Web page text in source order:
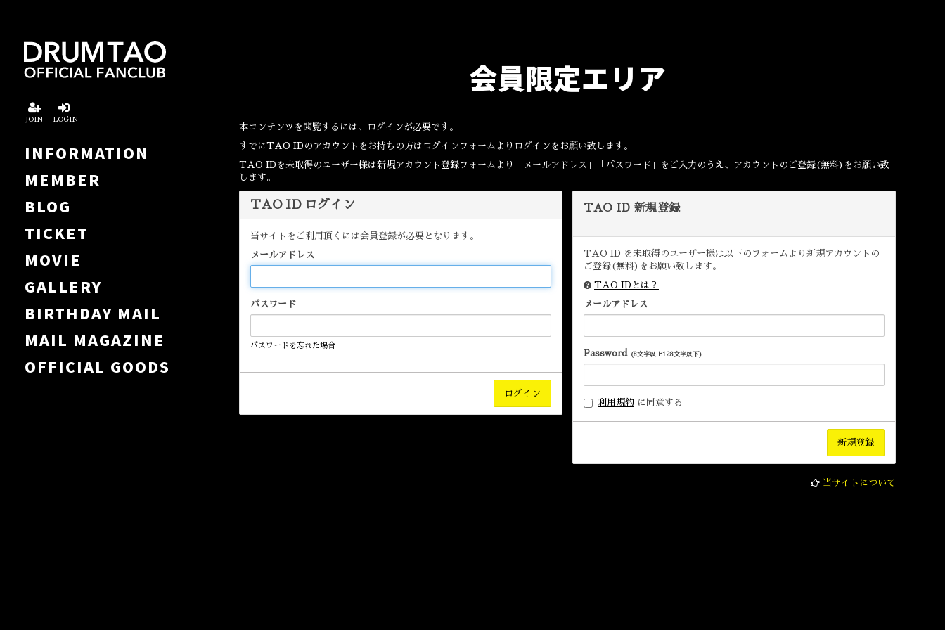
JOIN LOGIN
INFORMATION
MEMBER
BLOG
TICKET
MOVIE
GALLERY
BIRTHDAY MAIL
MAIL MAGAZINE
OFFICIAL GOODS
会員限定エリア
本コンテンツを閲覧するには、ログインが必要です。
すでにTAO IDのアカウントをお持ちの方はログインフォームよりログインをお願い致します。
TAO IDを未取得のユーザー様は新規アカウント登録フォームより「メールアドレス」「パスワード」をご入力のうえ、アカウントのご登録(無料)をお願い致
します。
TAO ID ログイン
当サイトをご利用頂くには会員登録が必要となります。
メールアドレス
パスワード
パスワードを忘れた場合
TAO ID 新規登録
TAO ID を未取得のユーザー様は以下のフォームより新規アカウントの
ご登録(無料)をお願い致します。
TAO IDとは？
メールアドレス
Password (8文字以上128文字以下)
利用規約 に同意する
当サイトについて